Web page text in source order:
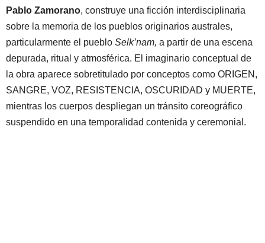
Pablo Zamorano, construye una ficción interdisciplinaria
sobre la memoria de los pueblos originarios australes,
particularmente el pueblo Selk’nam, a partir de una escena
depurada, ritual y atmosférica. El imaginario conceptual de
la obra aparece sobretitulado por conceptos como ORIGEN,
SANGRE, VOZ, RESISTENCIA, OSCURIDAD y MUERTE,
mientras los cuerpos despliegan un tránsito coreográfico
suspendido en una temporalidad contenida y ceremonial.